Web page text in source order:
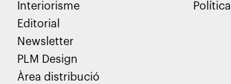
Interiorisme
Editorial
Newsletter
PLM Design
Àrea distribució